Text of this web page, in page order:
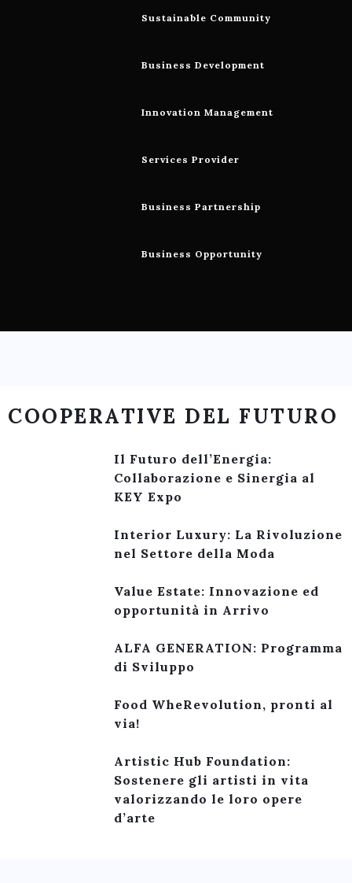
Sustainable Community
Business Development
Innovation Management
Services Provider
Business Partnership
Business Opportunity
COOPERATIVE DEL FUTURO
Il Futuro dell’Energia:
Collaborazione e Sinergia al
KEY Expo
Interior Luxury: La Rivoluzione
nel Settore della Moda
Value Estate: Innovazione ed
opportunità in Arrivo
ALFA GENERATION: Programma
di Sviluppo
Food WheRevolution, pronti al
via!
Artistic Hub Foundation:
Sostenere gli artisti in vita
valorizzando le loro opere
d’arte